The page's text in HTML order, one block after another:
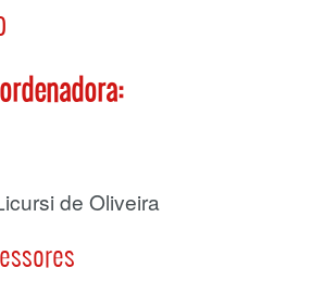
de Oliveira